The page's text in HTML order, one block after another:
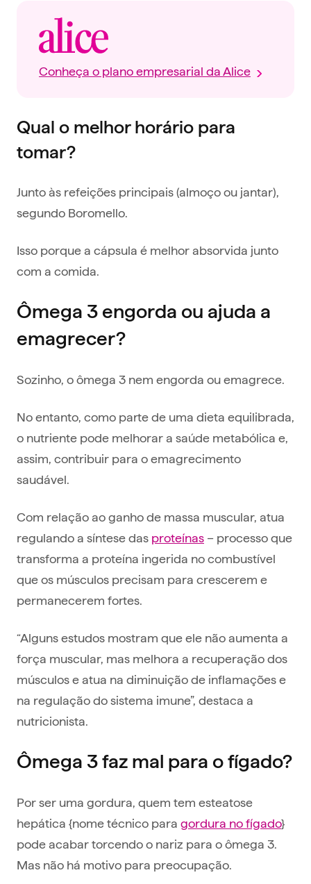
Conheça o plano empresarial da Alice
Qual o melhor horário para
tomar?
Junto às refeições principais (almoço ou jantar),
segundo Boromello.
Isso porque a cápsula é melhor absorvida junto
com a comida.
Ômega 3 engorda ou ajuda a
emagrecer?
Sozinho, o ômega 3 nem engorda ou emagrece.
No entanto, como parte de uma dieta equilibrada,
o nutriente pode melhorar a saúde metabólica e,
assim, contribuir para o emagrecimento
saudável.
Com relação ao ganho de massa muscular, atua
regulando a síntese das proteínas – processo que
transforma a proteína ingerida no combustível
que os músculos precisam para crescerem e
permanecerem fortes.
“Alguns estudos mostram que ele não aumenta a
força muscular, mas melhora a recuperação dos
músculos e atua na diminuição de inflamações e
na regulação do sistema imune”, destaca a
nutricionista.
Ômega 3 faz mal para o fígado?
Por ser uma gordura, quem tem esteatose
hepática {nome técnico para gordura no fígado}
pode acabar torcendo o nariz para o ômega 3.
Mas não há motivo para preocupação.